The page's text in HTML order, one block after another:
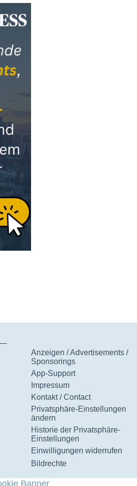
Anzeigen / Advertisements /
Sponsorings
App-Support
Impressum
Kontakt / Contact
Privatsphäre-Einstellungen
ändern
Historie der Privatsphäre-
Einstellungen
Einwilligungen widerrufen
Bildrechte
Banner